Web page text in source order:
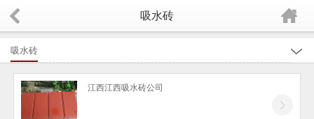
吸水砖
吸水砖
全部
江西中孔植草砖
江西江西吸水砖公司